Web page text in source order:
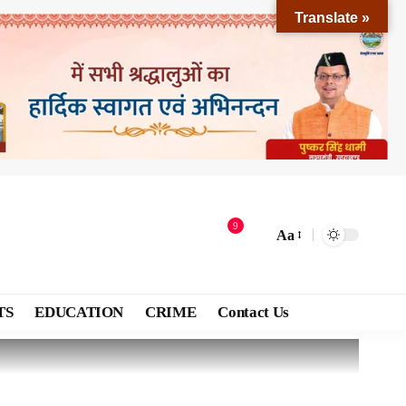
9
Aa
EDUCATION CRIME Contact Us
Translate »